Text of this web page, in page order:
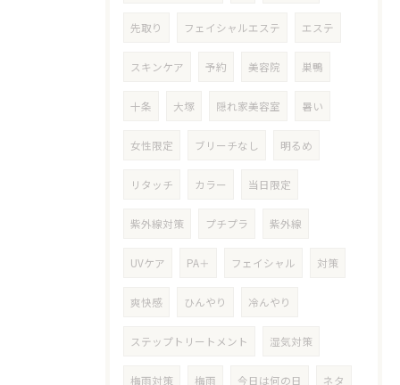
先取り フェイシャルエステ エステ
スキンケア 予約 美容院 巣鴨
十条 大塚 隠れ家美容室 暑い
女性限定 ブリーチなし 明るめ
リタッチ カラー 当日限定
紫外線対策 プチプラ 紫外線
UVケア PA＋ フェイシャル 対策
爽快感 ひんやり 冷んやり
ステップトリートメント 湿気対策
梅雨対策 梅雨 今日は何の日 ネタ